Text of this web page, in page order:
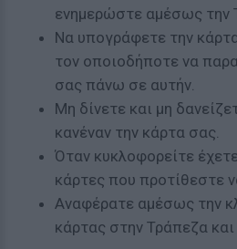
ενημερώστε αμέσως την
Να υπογράφετε την
τον οποιοδήποτε να
σας πάνω σε αυτήν.
Μη δίνετε και μη
κανέναν την κάρτα σας.
Όταν κυκλοφορείτε
κάρτες που προτίθεστε
Αναφέρατε αμέσως την
κάρτας στην Τράπεζα